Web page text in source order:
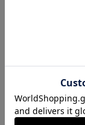
予めご了承くだ
商品はアイリス
商品情報